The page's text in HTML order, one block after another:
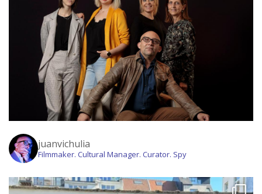
juanvichulia
Filmmaker. Cultural Manager. Curator. Spy